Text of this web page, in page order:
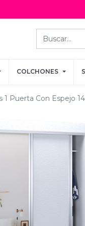
COLCHONES
COLCHONES
1 Puerta Con Espejo